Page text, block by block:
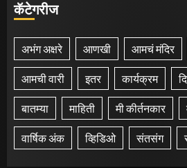
कॅटेगरीज
अभंग अक्षरे आणखी आमचं मंदिर
आमची वारी इतर कार्यक्रम
बातम्या माहिती मी कीर्तनकार
वार्षिक अंक व्हिडिओ संतसंग